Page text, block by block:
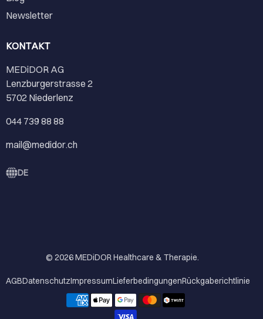
Newsletter
KONTAKT
MEDiDOR AG
Lenzburgerstrasse 2
5702 Niederlenz
044 739 88 88
mail@medidor.ch
DE
© 2026MEDiDOR Healthcare & Therapie.
AGBDatenschutzImpressumLieferbedingungenRückgaberichtlinie